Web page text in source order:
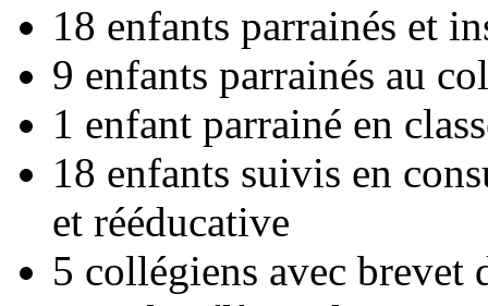
18 enfants parrainés et
9 enfants parrainés au
1 enfant parrainé en
18 enfants suivis en
et rééducative
5 collégiens avec brevet